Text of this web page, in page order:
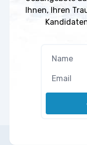
Ihnen, Ihren